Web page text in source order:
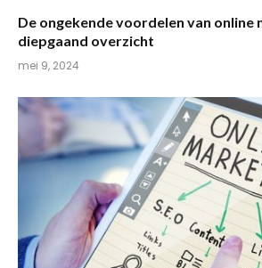
De ongekende voordelen van online
diepgaand overzicht
mei 9, 2024